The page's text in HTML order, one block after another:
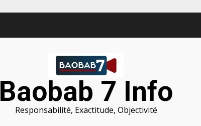
Baobab 7 Info
Responsabilité, Exactitude, Objectivité